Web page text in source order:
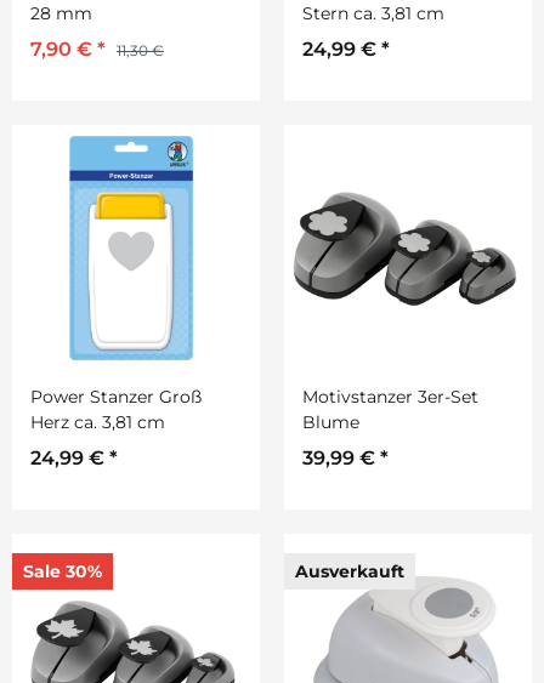
28 mm
7,90 € * 11,30 €
Stern ca. 3,81 cm
24,99 € *
Power Stanzer Groß
Herz ca. 3,81 cm
24,99 € *
Motivstanzer 3er-Set
Blume
39,99 € *
Sale 30% Ausverkauft